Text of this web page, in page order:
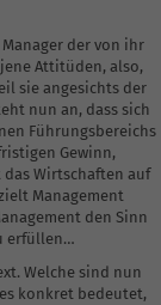
der von ihr
Attitüden, also,
sie angesichts der
nun an, dass sich
Führungsbereichs
Gewinn,
Wirtschaften auf
Management
den Sinn
erfüllen…
Welche sind nun
konkret bedeutet,